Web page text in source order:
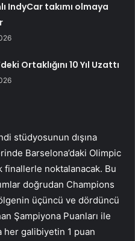
IndyCar takımı olmaya
Ortaklığını 10 Yıl Uzattı
stüdyosunun dışına
Barselona’daki Olimpic
finallerle noktalanacak. Bu
doğrudan Champions
üçüncü ve dördüncü
Şampiyona Puanları ile
galibiyetin 1 puan